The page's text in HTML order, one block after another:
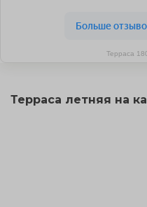
Терраса
Терраса летняя на